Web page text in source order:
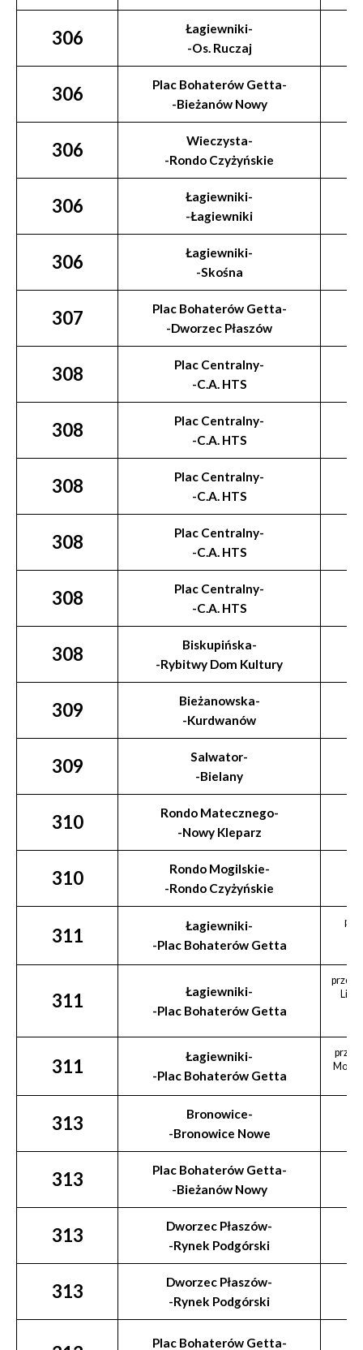
306
Łagiewniki-
-Os. Ruczaj
306
Plac Bohaterów Getta-
-Bieżanów Nowy
306
Wieczysta-
-Rondo Czyżyńskie
306
Łagiewniki-
-Łagiewniki
306
Łagiewniki-
-Skośna
307
Plac Bohaterów Getta-
-Dworzec Płaszów
308
Plac Centralny-
-C.A. HTS
308
Plac Centralny-
-C.A. HTS
308
Plac Centralny-
-C.A. HTS
308
Plac Centralny-
-C.A. HTS
308
Plac Centralny-
-C.A. HTS
308
Biskupińska-
-Rybitwy Dom Kultury
309
Bieżanowska-
-Kurdwanów
309
Salwator-
-Bielany
310
Rondo Matecznego-
-Nowy Kleparz
310
Rondo Mogilskie-
-Rondo Czyżyńskie
311
Łagiewniki-
-Plac Bohaterów Getta
311
Łagiewniki-
-Plac Bohaterów Getta
przez:
311
Łagiewniki-
-Plac Bohaterów Getta
313
Bronowice-
-Bronowice Nowe
313
Plac Bohaterów Getta-
-Bieżanów Nowy
313
Dworzec Płaszów-
-Rynek Podgórski
313
Dworzec Płaszów-
-Rynek Podgórski
Plac Bohaterów Getta-